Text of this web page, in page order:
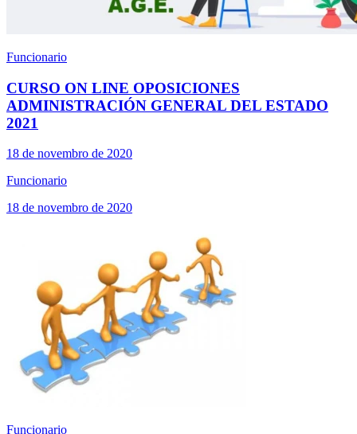
Funcionario
CURSO ON LINE OPOSICIONES
ADMINISTRACIÓN GENERAL DEL ESTADO
2021
18 de novembro de 2020
Funcionario
18 de novembro de 2020
Funcionario